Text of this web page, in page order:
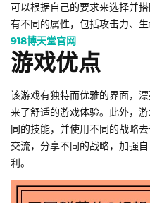
可以根据自己的要求来选择并
有不同的属性，包括攻击力、生
918博天堂官网
游戏优点
该游戏有独特而优雅的界面，
来了舒适的游戏体验。此外，
同的技能，并使用不同的战略
交流，分享不同的战略，加强
利。